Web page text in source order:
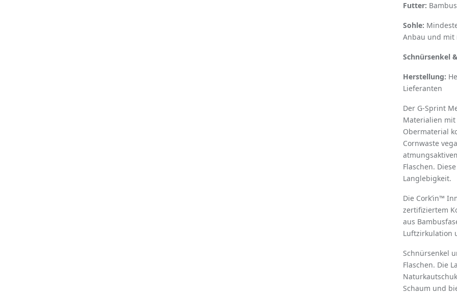
Futter:
Sohle:
Anbau und mit
Schnürsenkel
Herstellung:
Lieferanten
Der G-Sprint
Materialien
Obermaterial
Cornwaste
Flaschen.
Langlebigkeit.
Die Cork’in™
zertifiziertem
aus
Luftzirkulation
Schnürsenkel
Flaschen. Die
Schaum und